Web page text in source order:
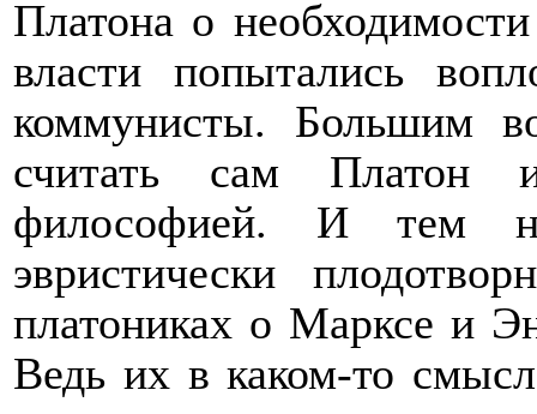
Платона о
власти попытались
коммунисты. Большим
считать сам Платон
философией. И тем
эвристически
платониках о Марксе и
Ведь их в каком-то